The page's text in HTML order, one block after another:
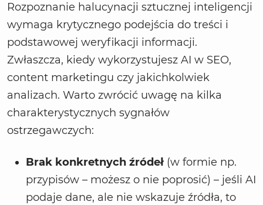
Rozpoznanie halucynacji sztucznej inteligencji
wymaga krytycznego podejścia do treści i
podstawowej weryfikacji informacji.
Zwłaszcza, kiedy wykorzystujesz AI w SEO,
content marketingu czy jakichkolwiek
analizach. Warto zwrócić uwagę na kilka
charakterystycznych sygnałów
ostrzegawczych:
Brak konkretnych źródeł (w formie np.
przypisów – możesz o nie poprosić) – jeśli AI
podaje dane, ale nie wskazuje źródła, to